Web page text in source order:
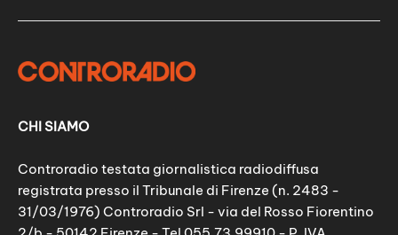
CHI SIAMO
Controradio testata giornalistica radiodiffusa
registrata presso il Tribunale di Firenze (n. 2483 -
31/03/1976) Controradio Srl - via del Rosso Fiorentino